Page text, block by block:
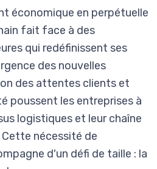
économique en perpétuelle
fait face à des
qui redéfinissent ses
des nouvelles
des attentes clients et
poussent les entreprises à
logistiques et leur chaîne
nécessité de
d'un défi de taille : la